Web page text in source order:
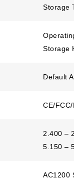
Storage
Storage
Default
CE/
2.400 –
5.150 –
AC1200